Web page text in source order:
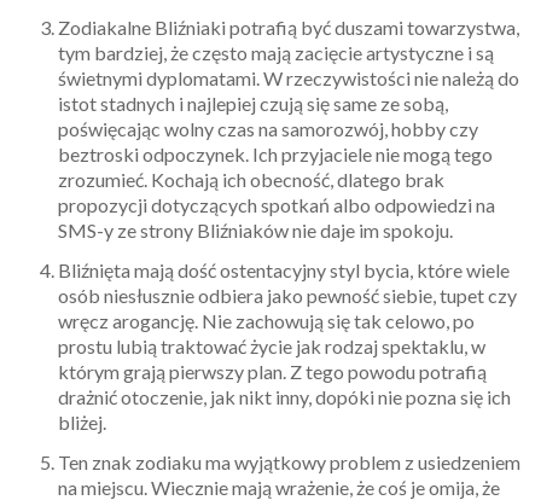
Zodiakalne Bliźniaki potrafią być duszami towarzystwa,
tym bardziej, że często mają zacięcie artystyczne i są
świetnymi dyplomatami. W rzeczywistości nie należą do
istot stadnych i najlepiej czują się same ze sobą,
poświęcając wolny czas na samorozwój, hobby czy
beztroski odpoczynek. Ich przyjaciele nie mogą tego
zrozumieć. Kochają ich obecność, dlatego brak
propozycji dotyczących spotkań albo odpowiedzi na
SMS-y ze strony Bliźniaków nie daje im spokoju.
Bliźnięta mają dość ostentacyjny styl bycia, które wiele
osób niesłusznie odbiera jako pewność siebie, tupet czy
wręcz arogancję. Nie zachowują się tak celowo, po
prostu lubią traktować życie jak rodzaj spektaklu, w
którym grają pierwszy plan. Z tego powodu potrafią
drażnić otoczenie, jak nikt inny, dopóki nie pozna się ich
bliżej.
Ten znak zodiaku ma wyjątkowy problem z usiedzeniem
na miejscu. Wiecznie mają wrażenie, że coś je omija, że